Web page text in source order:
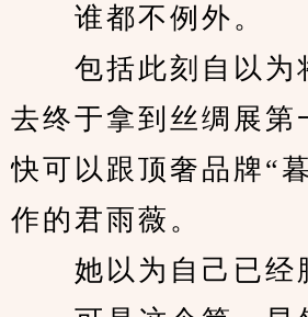
谁都不例外。
包括此刻自以为
去终于拿到丝绸展第
快可以跟顶奢品牌“
作的君雨薇。
她以为自己已经